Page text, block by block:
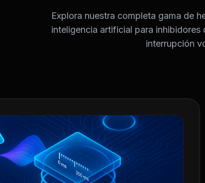
Explora nuestra completa gama de
inteligencia artificial para
interrupción